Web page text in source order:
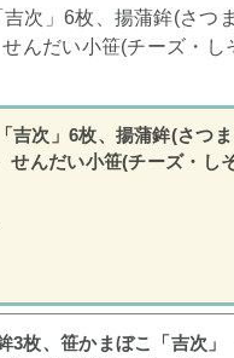
次」6枚、揚蒲鉾(さつ
んだい小笹(チーズ・
吉次」6枚、揚蒲鉾(さつ
んだい小笹(チーズ・し
3枚、笹かまぼこ「吉次」